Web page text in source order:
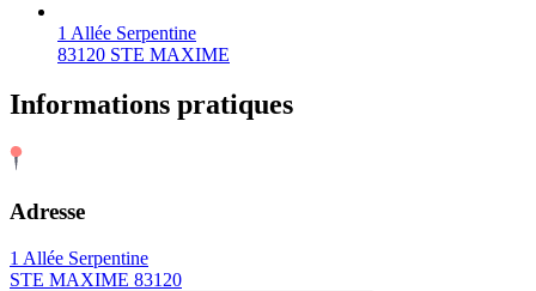
1 Allée Serpentine
83120 STE MAXIME
Informations pratiques
Adresse
1 Allée Serpentine
STE MAXIME 83120